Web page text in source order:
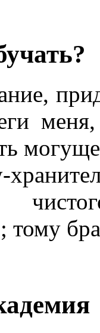
тому